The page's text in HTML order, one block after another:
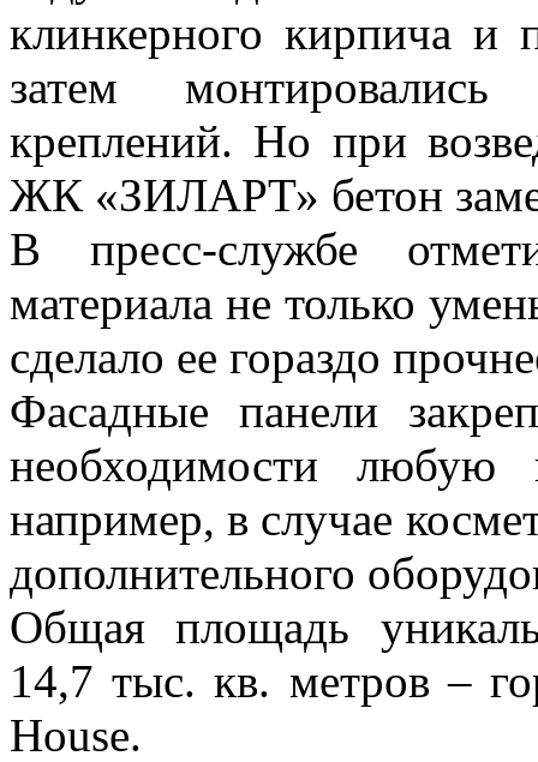
клинкерного кирпича и
затем
креплений. Но при
ЖК «ЗИЛАРТ» бетон
В пресс-службе
материала не только
сделало ее гораздо
Фасадные панели
необходимости
например, в случае
дополнительного
Общая площадь
14,7 тыс. кв. метров –
House.